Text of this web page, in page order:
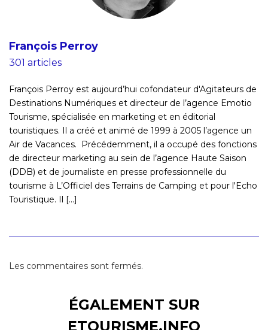
François Perroy
301 articles
François Perroy est aujourd’hui cofondateur d'Agitateurs de
Destinations Numériques et directeur de l’agence Emotio
Tourisme, spécialisée en marketing et en éditorial
touristiques. Il a créé et animé de 1999 à 2005 l’agence un
Air de Vacances. Précédemment, il a occupé des fonctions
de directeur marketing au sein de l’agence Haute Saison
(DDB) et de journaliste en presse professionnelle du
tourisme à L’Officiel des Terrains de Camping et pour l'Echo
Touristique. Il [...]
Les commentaires sont fermés.
ÉGALEMENT SUR
ETOURISME.INFO